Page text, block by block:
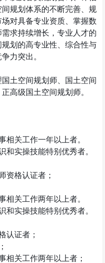
规划体系的不断完善、规
对具备专业资质、掌握数
求持续增长，专业人才的
划的高专业性、综合性与
力突出。
土空间规划师、国土空间
高级国土空间规划师。
相关工作一年以上者。
和实操技能特别优秀者。
资格认证者；
相关工作两年以上者。
和实操技能特别优秀者。
认证者；
相关工作两年以上者；